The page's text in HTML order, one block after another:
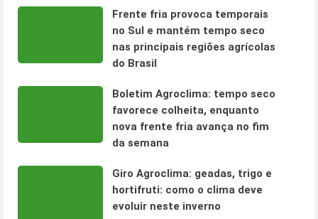
Frente fria provoca temporais
no Sul e mantém tempo seco
nas principais regiões agrícolas
do Brasil
Boletim Agroclima: tempo seco
favorece colheita, enquanto
nova frente fria avança no fim
da semana
Giro Agroclima: geadas, trigo e
hortifruti: como o clima deve
evoluir neste inverno